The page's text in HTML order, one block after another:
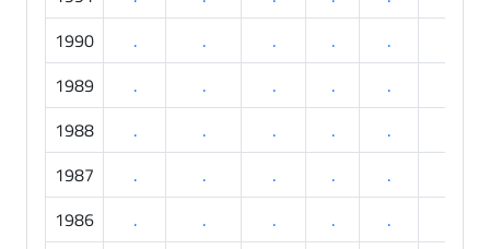
1990
. . . . .
1989
. . . . .
1988
. . . . .
1987
. . . . .
1986
. . . . .